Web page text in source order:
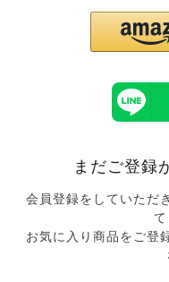
まだご登録
会員登録をしていただ
お気に入り商品をご登